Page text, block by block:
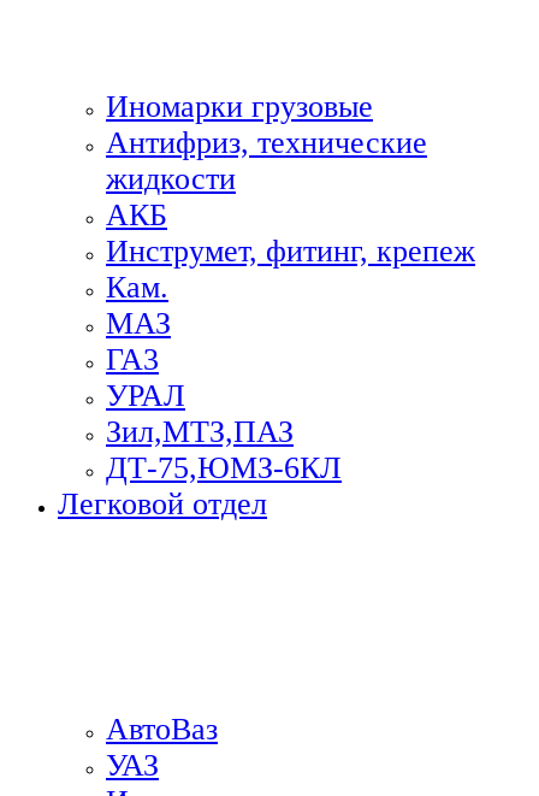
Иномарки грузовые
Антифриз, технические
жидкости
АКБ
Инструмет, фитинг, крепеж
Кам.
МАЗ
ГА3
УРАЛ
Зил,МТЗ,ПАЗ
ДТ-75,ЮМЗ-6КЛ
Легковой отдел
АвтоВаз
УАЗ